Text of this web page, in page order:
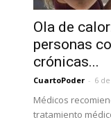
Ola de
personas
crónicas...
CuartoPoder - 6
Médicos
tratamiento